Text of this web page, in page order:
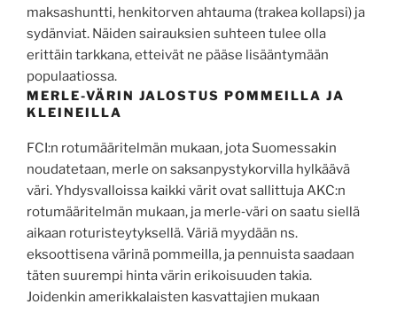
maksashuntti, henkitorven ahtauma (trakea kollapsi) ja
sydänviat. Näiden sairauksien suhteen tulee olla
erittäin tarkkana, etteivät ne pääse lisääntymään
populaatiossa.
MERLE-VÄRIN JALOSTUS POMMEILLA JA
KLEINEILLA
FCI:n rotumääritelmän mukaan, jota Suomessakin
noudatetaan, merle on saksanpystykorvilla hylkäävä
väri. Yhdysvalloissa kaikki värit ovat sallittuja AKC:n
rotumääritelmän mukaan, ja merle‐väri on saatu siellä
aikaan roturisteytyksellä. Väriä myydään ns.
eksoottisena värinä pommeilla, ja pennuista saadaan
täten suurempi hinta värin erikoisuuden takia.
Joidenkin amerikkalaisten kasvattajien mukaan